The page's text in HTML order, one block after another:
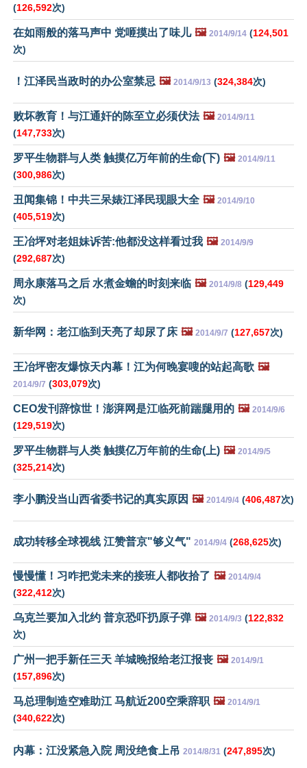
(126,592次)
在如雨般的落马声中 党咂摸出了味儿 🖼️ 2014/9/14 (124,501
次)
！江泽民当政时的办公室禁忌 🖼️ 2014/9/13 (324,384次)
败坏教育！与江通奸的陈至立必须伏法 🖼️ 2014/9/11
(147,733次)
罗平生物群与人类 触摸亿万年前的生命(下) 🖼️ 2014/9/11
(300,986次)
丑闻集锦！中共三呆婊江泽民现眼大全 🖼️ 2014/9/10
(405,519次)
王冶坪对老姐妹诉苦:他都没这样看过我 🖼️ 2014/9/9
(292,687次)
周永康落马之后 水煮金蟾的时刻来临 🖼️ 2014/9/8 (129,449
次)
新华网：老江临到天亮了却尿了床 🖼️ 2014/9/7 (127,657次)
王冶坪密友爆惊天内幕！江为何晚宴嗖的站起高歌 🖼️
2014/9/7 (303,079次)
CEO发刊辞惊世！澎湃网是江临死前踹腿用的 🖼️ 2014/9/6
(129,519次)
罗平生物群与人类 触摸亿万年前的生命(上) 🖼️ 2014/9/5
(325,214次)
李小鹏没当山西省委书记的真实原因 🖼️ 2014/9/4 (406,487次)
成功转移全球视线 江赞普京"够义气" 2014/9/4 (268,625次)
慢慢懂！习咋把党未来的接班人都收拾了 🖼️ 2014/9/4
(322,412次)
乌克兰要加入北约 普京恐吓扔原子弹 🖼️ 2014/9/3 (122,832
次)
广州一把手新任三天 羊城晚报给老江报丧 🖼️ 2014/9/1
(157,896次)
马总理制造空难助江 马航近200空乘辞职 🖼️ 2014/9/1
(340,622次)
内幕：江没紧急入院 周没绝食上吊 2014/8/31 (247,895次)